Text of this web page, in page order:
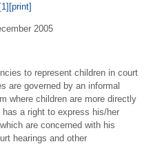
[print]
2005
to represent children in court
are governed by an informal
where children are more directly
a right to express his/her
are concerned with his
hearings and other